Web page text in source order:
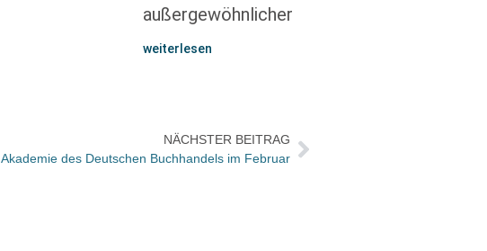
außergewöhnlicher
weiterlesen
NÄCHSTER BEITRAG
Akademie des Deutschen Buchhandels im Februar